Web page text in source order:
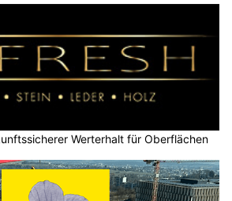
Werterhalt für Oberflächen